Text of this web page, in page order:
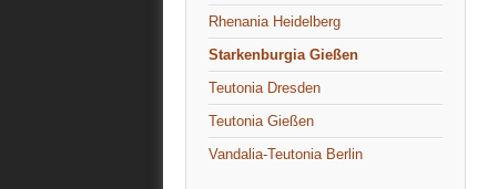
Rhenania Heidelberg
Starkenburgia Gießen
Teutonia Dresden
Teutonia Gießen
Vandalia-Teutonia Berlin